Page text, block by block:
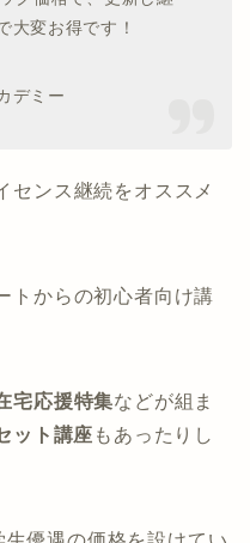
大変お得です！
デミー
センス継続をオススメ
トからの初心者向け講
宅応援特集などが組ま
ット講座 もあったりし